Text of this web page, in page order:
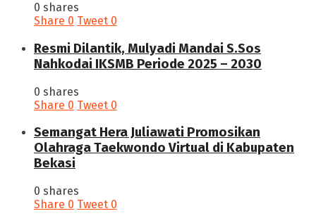
0 shares
Share 0 Tweet 0
Resmi Dilantik, Mulyadi Mandai S.Sos
Nahkodai IKSMB Periode 2025 – 2030
0 shares
Share 0 Tweet 0
Semangat Hera Juliawati Promosikan
Olahraga Taekwondo Virtual di Kabupaten
Bekasi
0 shares
Share 0 Tweet 0